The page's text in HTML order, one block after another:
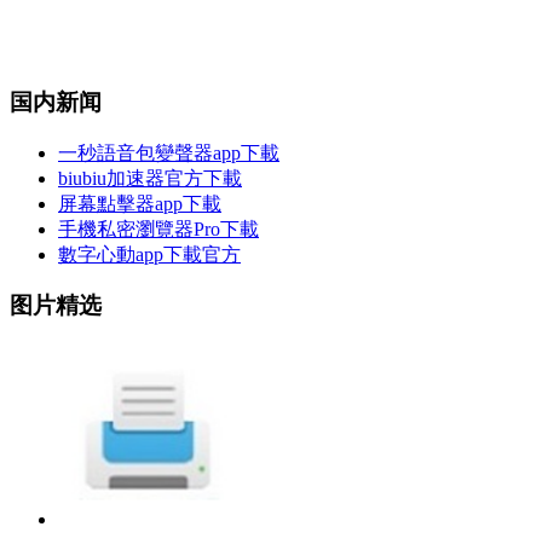
国内新闻
一秒語音包變聲器app下載
biubiu加速器官方下載
屏幕點擊器app下載
手機私密瀏覽器Pro下載
數字心動app下載官方
图片精选